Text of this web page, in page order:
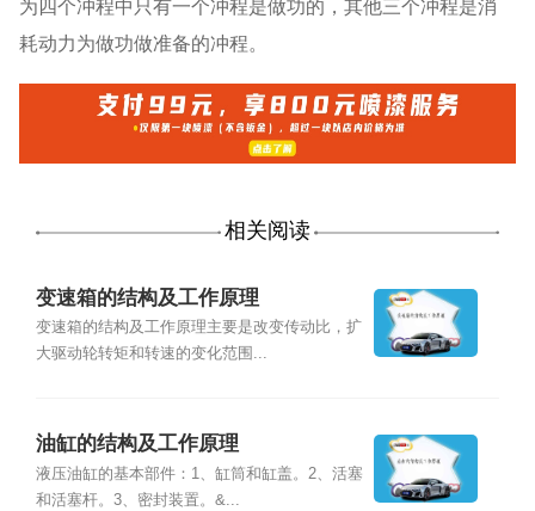
为四个冲程中只有一个冲程是做功的，其他三个冲程是消
耗动力为做功做准备的冲程。
相关阅读
变速箱的结构及工作原理
变速箱的结构及工作原理主要是改变传动比，扩
大驱动轮转矩和转速的变化范围...
油缸的结构及工作原理
液压油缸的基本部件：1、缸筒和缸盖。2、活塞
和活塞杆。3、密封装置。&...